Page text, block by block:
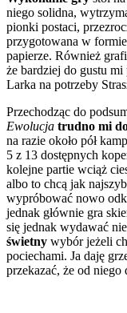
niego solidna,
pionki postaci,
przygotowana w
papierze. Również
że bardziej do gustu mi
Larka na potrzeby
Przechodząc do
Ewolucja trudno mi
na razie około pół
5 z 13 dostępnych
kolejne partie wciąż
albo to chcą jak
wypróbować nowo
jednak głównie gra
się jednak wydawać
świetny wybór jeżeli
pociechami. Ja daję
przekazać, że od niego